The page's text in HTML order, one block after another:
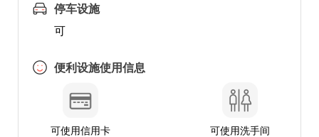
停车设施
可
便利设施使用信息
可使用信用卡 可使用洗手间